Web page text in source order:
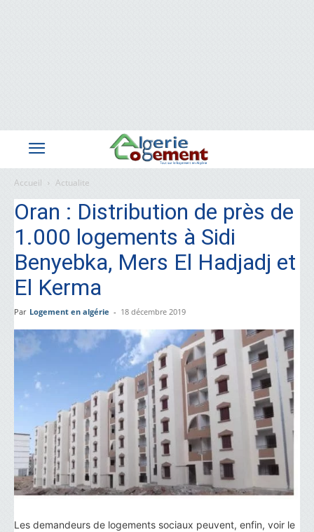
Accueil Actualite
Oran : Distribution de près de
1.000 logements à Sidi
Benyebka, Mers El Hadjadj et
El Kerma
Par Logement en algérie - 18 décembre 2019
Les demandeurs de logements sociaux peuvent, enfin, voir le